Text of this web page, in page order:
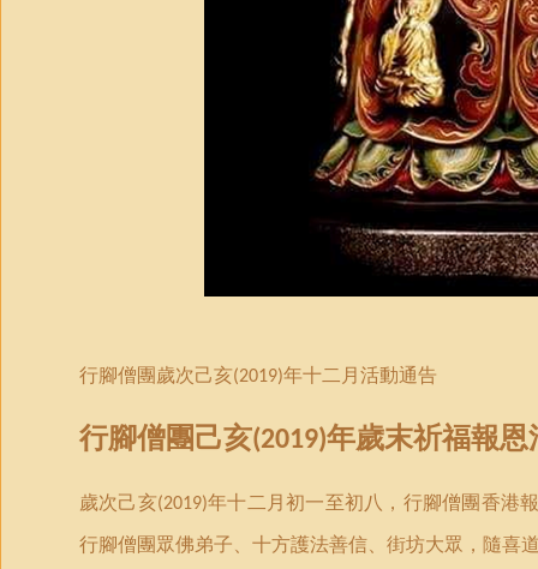
行腳僧團歲次己亥(2019)年十二月活動通告
行腳僧團己亥(2019)年歲末祈福報恩
歲次己亥(2019)年十二月初一至初八， 行腳僧團香港
行腳僧團眾佛弟子、 十方護法善信、 街坊大眾 ， 隨喜